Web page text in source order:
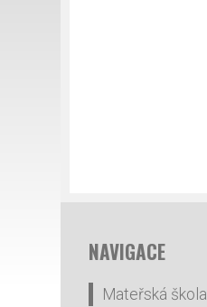
NAVIGACE
Mateřská škola